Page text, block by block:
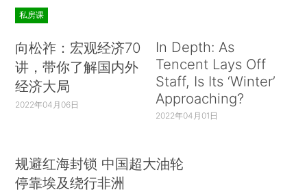
私房课
向松祚：宏观经济70
讲，带你了解国内外
经济大局
2022年04月06日
In Depth: As
Tencent Lays Off
Staff, Is Its ‘Winter’
Approaching?
2022年04月01日
规避红海封锁 中国超大油轮
停靠埃及绕行非洲